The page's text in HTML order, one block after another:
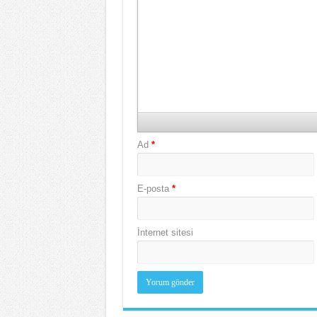
Ad *
E-posta *
İnternet sitesi